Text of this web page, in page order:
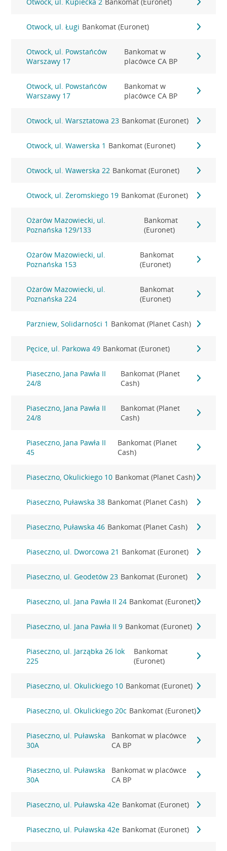
Otwock, ul. Ługi Bankomat (Euronet)
Otwock, ul. Powstańców
Warszawy 17
Bankomat w
placówce CA BP
Otwock, ul. Powstańców
Warszawy 17
Bankomat w
placówce CA BP
Otwock, ul. Warsztatowa 23 Bankomat (Euronet)
Otwock, ul. Wawerska 1 Bankomat (Euronet)
Otwock, ul. Wawerska 22 Bankomat (Euronet)
Otwock, ul. Żeromskiego 19 Bankomat (Euronet)
Ożarów Mazowiecki, ul.
Poznańska 129/133
Bankomat
(Euronet)
Ożarów Mazowiecki, ul.
Poznańska 153
Bankomat
(Euronet)
Ożarów Mazowiecki, ul.
Poznańska 224
Bankomat
(Euronet)
Parzniew, Solidarności 1 Bankomat (Planet Cash)
Pęcice, ul. Parkowa 49 Bankomat (Euronet)
Piaseczno, Jana Pawła II
24/8
Bankomat (Planet
Cash)
Piaseczno, Jana Pawła II
24/8
Bankomat (Planet
Cash)
Piaseczno, Jana Pawła II
45
Bankomat (Planet
Cash)
Piaseczno, Okulickiego 10 Bankomat (Planet Cash)
Piaseczno, Puławska 38 Bankomat (Planet Cash)
Piaseczno, Puławska 46 Bankomat (Planet Cash)
Piaseczno, ul. Dworcowa 21 Bankomat (Euronet)
Piaseczno, ul. Geodetów 23 Bankomat (Euronet)
Piaseczno, ul. Jana Pawła II 24 Bankomat (Euronet)
Piaseczno, ul. Jana Pawła II 9 Bankomat (Euronet)
Piaseczno, ul. Jarząbka 26 lok
225
Bankomat
(Euronet)
Piaseczno, ul. Okulickiego 10 Bankomat (Euronet)
Piaseczno, ul. Okulickiego 20c Bankomat (Euronet)
Piaseczno, ul. Puławska
30A
Bankomat w placówce
CA BP
Piaseczno, ul. Puławska
30A
Bankomat w placówce
CA BP
Piaseczno, ul. Puławska 42e Bankomat (Euronet)
Piaseczno, ul. Puławska 42e Bankomat (Euronet)